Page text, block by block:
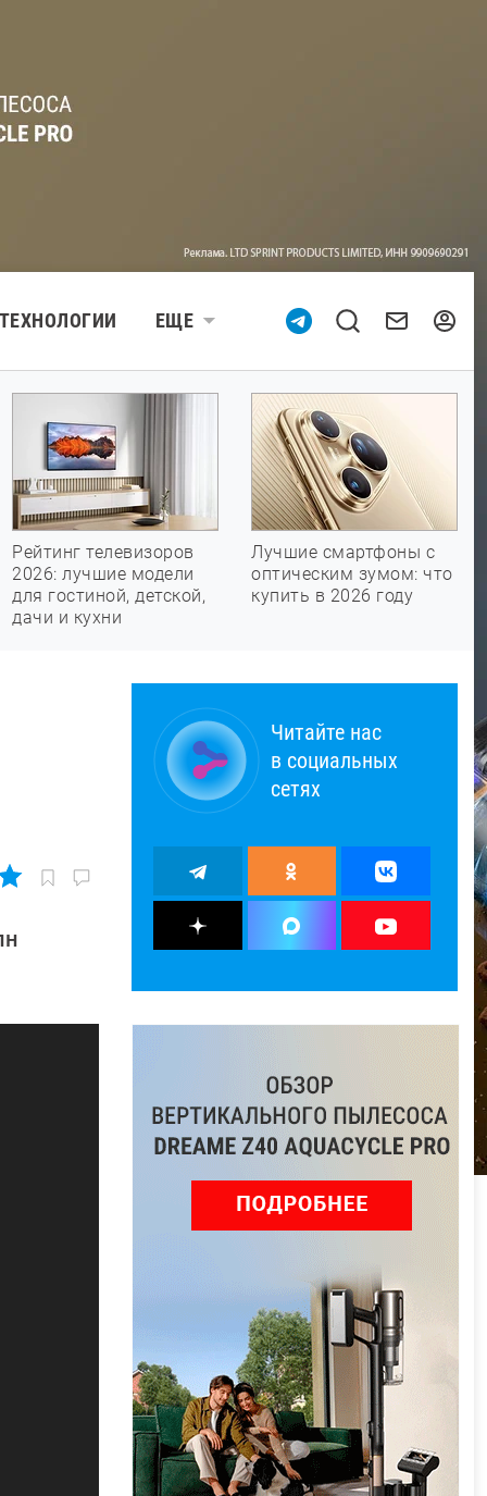
ЕЩЕ
Рейтинг телевизоров
2026: лучшие модели
для гостиной, детской,
дачи и кухни
Лучшие смартфоны с
оптическим зумом: что
купить в 2026 году
Читайте нас
в социальных
сетях